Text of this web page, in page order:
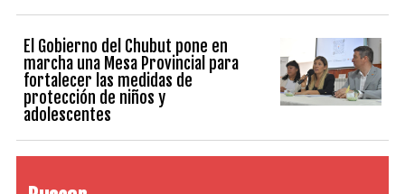
El Gobierno del Chubut pone en
marcha una Mesa Provincial para
fortalecer las medidas de
protección de niños y
adolescentes